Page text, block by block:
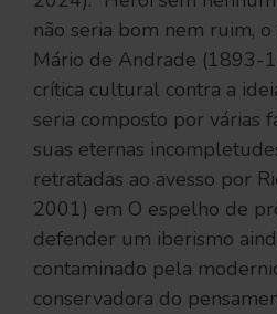
não seria bom nem ruim,
Mário de Andrade (1893-
crítica cultural contra a
seria composto por várias
suas eternas
retratadas ao avesso por
2001) em O espelho de
defender um iberismo
contaminado pela
conservadora do